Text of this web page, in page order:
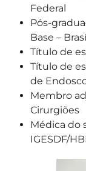
Federal
Pós-
Base –
Título de
Título de
de
Membro
Cirurgiões
Médica do
IGESDF/